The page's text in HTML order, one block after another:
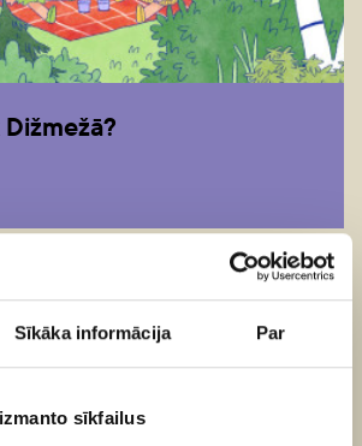
Sīkāka informācija Par
sīkfailus